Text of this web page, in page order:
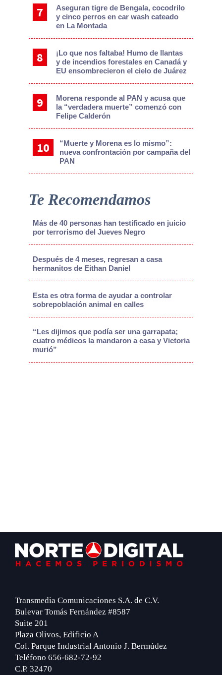
Aseguran tigre de Bengala, cocodrilo
y cinco perros en car wash cateado
en La Montada
¡Lo que nos faltaba! Humo de llantas
y de incendios forestales en Canadá y
EU ensombrecieron el cielo de Juárez
Morena responde al PAN y acusa que
la “verdadera muerte” comenzó con
Felipe Calderón
“Muerte y Morena es lo mismo”:
nueva confrontación por campaña del
PAN
Te Recomendamos
Más de 40 personas han testificado en juicio
por terrorismo del Jueves Negro
Después de 4 meses, regresan a casa
hermanitos de Eithan Daniel
Esta es otra forma de ayudar a controlar
sobrepoblación animal en calles
“Les dijimos que podía ser una garrapata;
cuatro médicos la mandaron a casa y Victoria
murió”
Footer
Transmedia Comunicaciones S.A. de C.V.
Bulevar Tomás Fernández #8587
Suite 201
Plaza Olivos, Edificio A
Col. Parque Industrial Antonio J. Bermúdez
Teléfono 656-682-72-92
C.P. 32470